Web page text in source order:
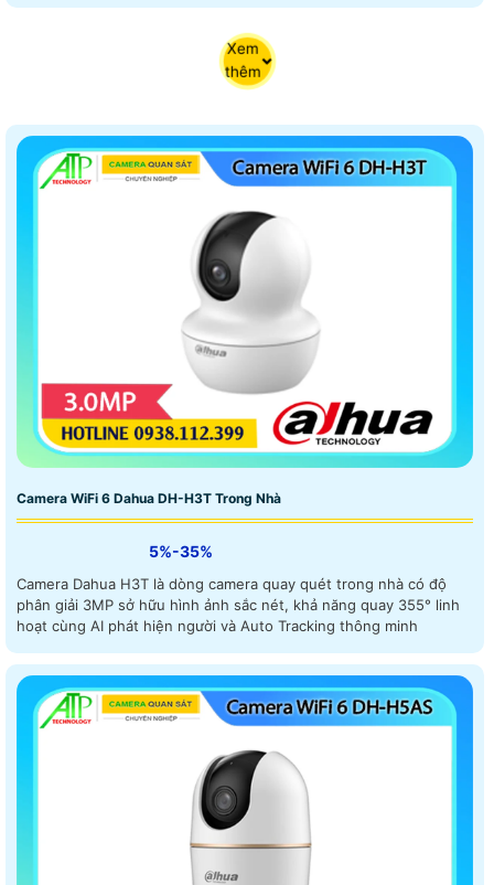
Xem
thêm
Camera WiFi 6 Dahua DH-H3T Trong Nhà
5%-35%
Camera Dahua H3T là dòng camera quay quét trong nhà có độ
phân giải 3MP sở hữu hình ảnh sắc nét, khả năng quay 355° linh
hoạt cùng AI phát hiện người và Auto Tracking thông minh